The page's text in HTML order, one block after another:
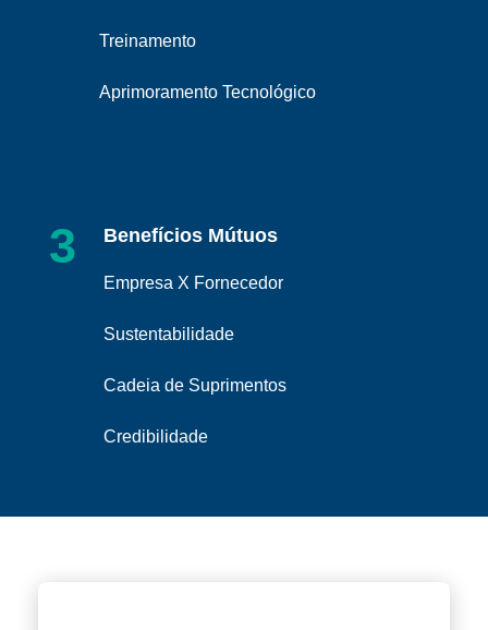
Treinamento
Aprimoramento Tecnológico
3 Benefícios Mútuos
Empresa X Fornecedor
Sustentabilidade
Cadeia de Suprimentos
Credibilidade